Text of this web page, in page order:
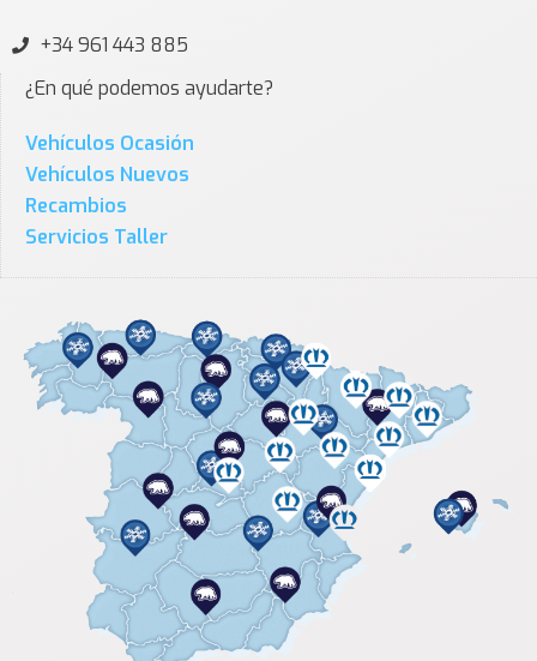
+34 961 443 885
¿En qué podemos ayudarte?
Vehículos Ocasión
Vehículos Nuevos
Recambios
Servicios Taller